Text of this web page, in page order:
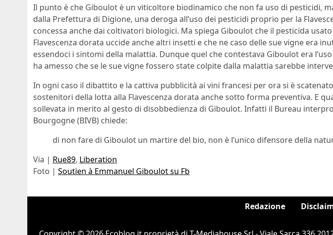
Il punto è che Giboulot è un viticoltore biodinamico che non fa uso di pesticidi,
dalla Prefettura di Digione, una deroga all’uso dei pesticidi proprio per la
concessa anche dai coltivatori biologici. Ma spiega Giboulot che il pesticida
Flavescenza dorata uccide anche altri insetti e che ne caso delle sue vigne era
essendoci i sintomi della malattia. Dunque quel che contestava Giboulot era
ha amesso che se le sue vigne fossero state colpite dalla malattia sarebbe
In ogni caso il dibattito e la cattiva pubblicità ai vini francesi per ora si è
sostenitori della lotta alla Flavescenza dorata anche sotto forma preventiva. E
sollevata in merito al gesto di disobbedienza di Giboulot. Infatti il Bureau
Bourgogne (BIVB) chiede:
di non fare di Giboulot un martire del bio, non è l’unico difensore della
Via | Rue89, Liberation
Foto | Soutien à Emmanuel Giboulot su Fb
Redazione